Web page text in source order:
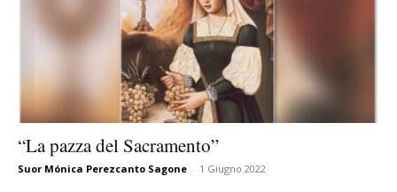
“La pazza del Sacramento”
Suor Mónica Perezcanto Sagone - 1 Giugno 2022